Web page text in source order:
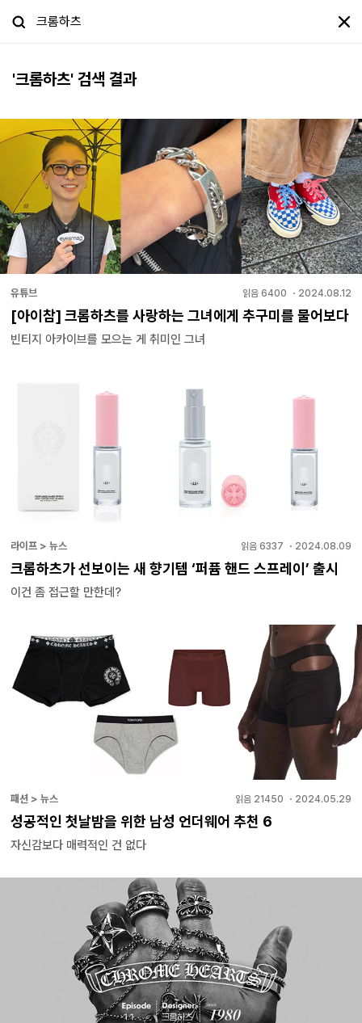
'크롬하츠' 검색 결과
유튜브 읽음 6400 ・ 2024.08.12
[아이참] 크롬하츠를 사랑하는 그녀에게 추구미를 물어보다
빈티지 아카이브를 모으는 게 취미인 그녀
라이프 > 뉴스 읽음 6337 ・ 2024.08.09
크롬하츠가 선보이는 새 향기템 ‘퍼퓸 핸드 스프레이’ 출시
이건 좀 접근할 만한데?
패션 > 뉴스 읽음 21450 ・ 2024.05.29
성공적인 첫날밤을 위한 남성 언더웨어 추천 6
자신감보다 매력적인 건 없다